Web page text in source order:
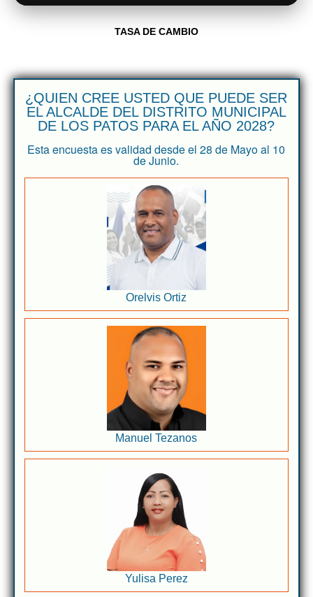
TASA DE CAMBIO
¿QUIEN CREE USTED QUE PUEDE SER
EL ALCALDE DEL DISTRITO MUNICIPAL
DE LOS PATOS PARA EL AÑO 2028?
Esta encuesta es validad desde el 28 de Mayo al 10
de Junio.
Orelvis Ortiz
Manuel Tezanos
Yulisa Perez